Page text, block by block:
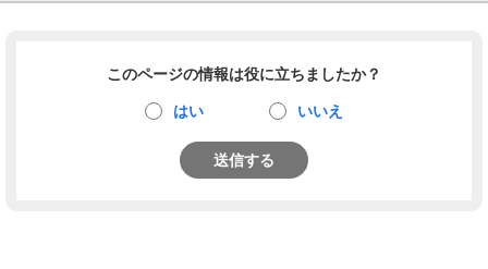
このページの情報は役に立ちましたか？
はい いいえ
送信する